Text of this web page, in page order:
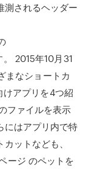
測されるヘッダー
2015年10月31
まなショートカ
アプリを4つ紹
ファイルを表示
にはアプリ内で特
ットなども、
ージ のペットを